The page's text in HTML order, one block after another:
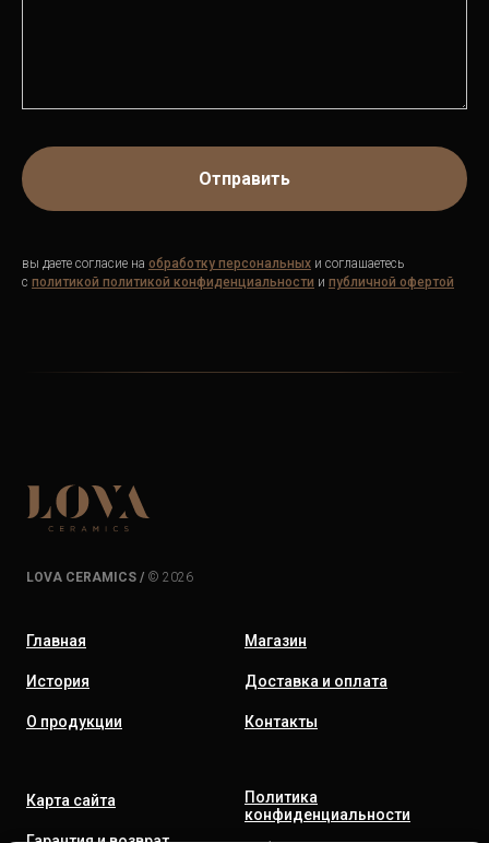
Отправить
вы даете согласие на обработку персональных и соглашаетесь
c политикой политикой конфиденциальности и публичной офертой
LOVA CERAMICS / © 2026
Главная
История
О продукции
Магазин
Доставка и оплата
Контакты
Карта сайта
Политика
конфиденциальности